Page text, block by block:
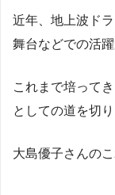
近年、地上波ド
舞台などでの活
これまで培って
としての道を切
大島優子さんの